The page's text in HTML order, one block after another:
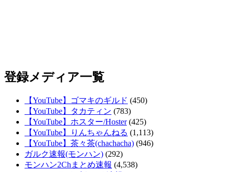
登録メディア一覧
【YouTube】ゴマキのギルド (450)
【YouTube】タカティン (783)
【YouTube】ホスター/Hoster(425)
【YouTube】りんちゃんねる (1,113)
【YouTube】茶々茶(chachacha) (946)
ガルク速報(モンハン) (292)
モンハン2Chまとめ速報 (4,538)